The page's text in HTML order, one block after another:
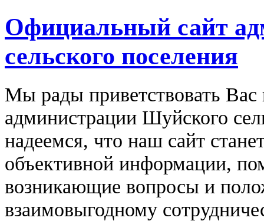
Официальный сайт
сельского поселения
Мы рады приветствовать
администрации Шуйского
надеемся, что наш сайт
объективной информации,
возникающие вопросы и
взаимовыгодному